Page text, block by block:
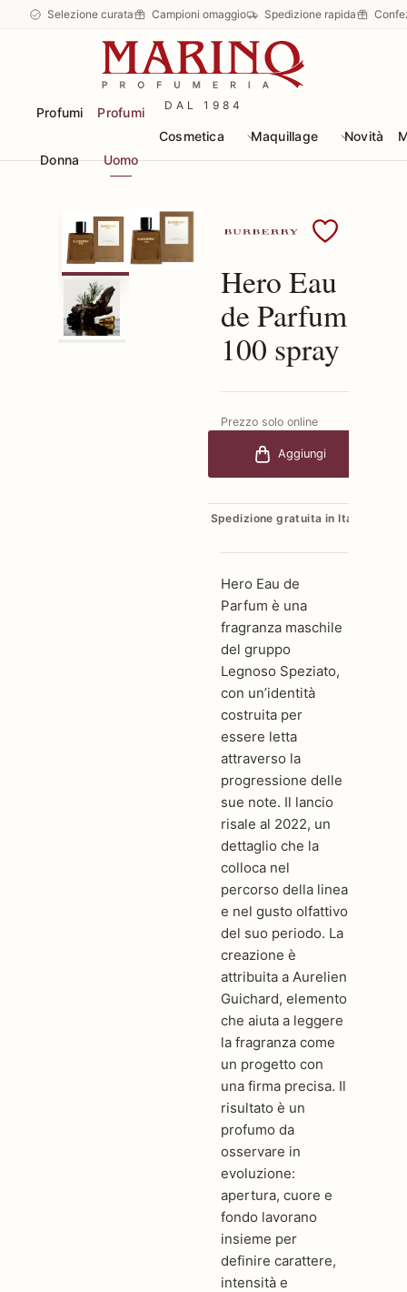
Selezione curata Campioni omaggio Spedizione rapida
DAL 1984
Profumi
Donna
Profumi
Uomo
Cosmetica Maquillage Novità
Scopri i prodotti
Hero Eau
de Parfum
100 spray
Prezzo solo online
€107,20
Aggiungi
Spedizione gratuita in Italia
Hero Eau de
Parfum è una
fragranza maschile
del gruppo
Legnoso Speziato,
con un’identità
costruita per
essere letta
attraverso la
progressione delle
sue note. Il lancio
risale al 2022, un
dettaglio che la
colloca nel
percorso della linea
e nel gusto olfattivo
del suo periodo. La
creazione è
attribuita a Aurelien
Guichard, elemento
che aiuta a leggere
la fragranza come
un progetto con
una firma precisa. Il
risultato è un
profumo da
osservare in
evoluzione:
apertura, cuore e
fondo lavorano
insieme per
definire carattere,
intensità e